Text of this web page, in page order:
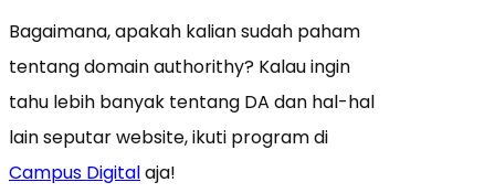
Bagaimana, apakah kalian sudah paham
tentang domain authorithy? Kalau ingin
tahu lebih banyak tentang DA dan hal-hal
lain seputar website, ikuti program di
Campus Digitalaja!